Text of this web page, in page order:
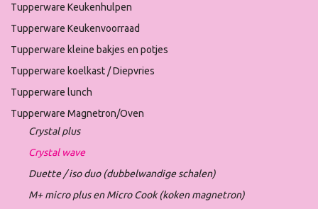
Tupperware Keukenhulpen
Tupperware Keukenvoorraad
Tupperware kleine bakjes en potjes
Tupperware koelkast / Diepvries
Tupperware lunch
Tupperware Magnetron/Oven
Crystal plus
Crystal wave
Duette / iso duo (dubbelwandige schalen)
M+ micro plus en Micro Cook (koken magnetron)